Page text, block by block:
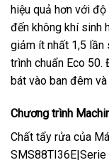
hiệu quả hơn với
đến không khí sinh
giảm ít nhất 1,5
trình chuẩn Eco 50.
bát vào ban đêm
Chương trình
Chất tẩy rửa của